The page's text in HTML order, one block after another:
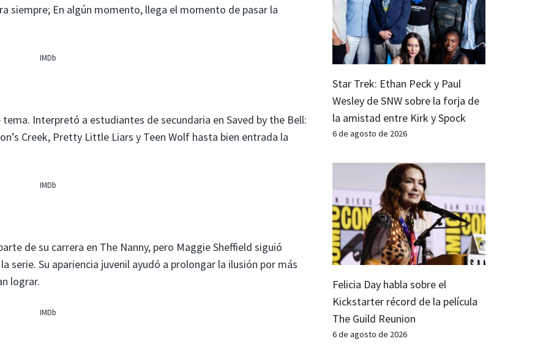
siempre; En algún momento, llega el momento de pasar la
IMDb
Interpretó a estudiantes de secundaria en Saved by the Bell:
Creek, Pretty Little Liars y Teen Wolf hasta bien entrada la
IMDb
de su carrera en The Nanny, pero Maggie Sheffield siguió
serie. Su apariencia juvenil ayudó a prolongar la ilusión por más
lograr.
IMDb
Star Trek: Ethan Peck y Paul
Wesley de SNW sobre la forja de
la amistad entre Kirk y Spock
6 de agosto de 2026
Felicia Day habla sobre el
Kickstarter récord de la película
The Guild Reunion
6 de agosto de 2026